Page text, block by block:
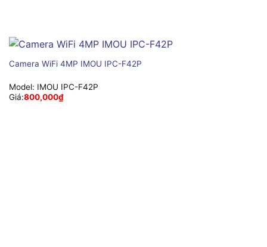
Camera WiFi 4MP IMOU IPC-F42P
Model: IMOU IPC-F42P
Giá:800,000₫